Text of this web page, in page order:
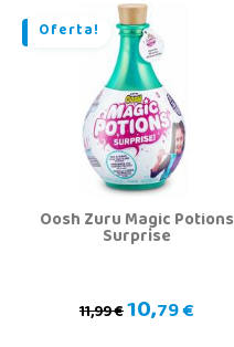
Oferta!
Oosh Zuru Magic Potions
Surprise
11,99 €10,79 €